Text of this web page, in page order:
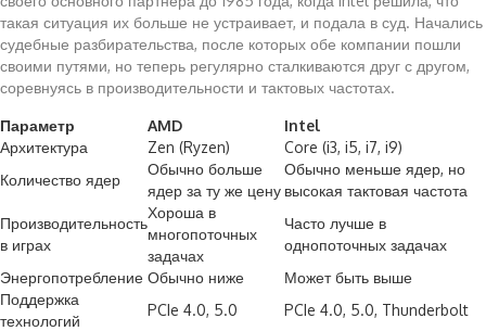
такая ситуация их больше не устраивает, и подала в суд. Начались
судебные разбирательства, после которых обе компании пошли
своими путями, но теперь регулярно сталкиваются друг с другом,
соревнуясь в производительности и тактовых частотах.
Параметр AMD
Intel
Архитектура
Zen (Ryzen)
Core (i3, i5, i7, i9)
Количество ядер
Обычно больше
ядер за ту же цену
Обычно меньше ядер, но
высокая тактовая частота
Производительность
в играх
Хороша в
многопоточных
задачах
Часто лучше в
однопоточных задачах
Энергопотребление Обычно ниже
Может быть выше
Поддержка
технологий
PCIe 4.0, 5.0 PCIe 4.0, 5.0, Thunderbolt